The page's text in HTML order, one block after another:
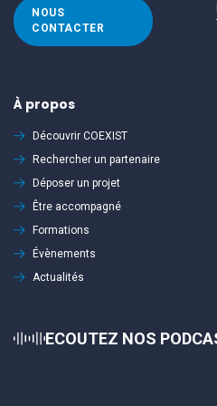
NOUS
CONTACTER
À propos
Découvrir COEXIST
Rechercher un partenaire
Déposer un projet
Être accompagné
Formations
Évènements
Actualités
ECOUTEZ NOS